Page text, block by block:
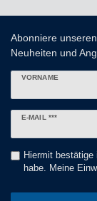
Abonniere
Neuheiten und
VORNAME
E-MAIL ***
Newsletter
Hiermit
habe. Meine